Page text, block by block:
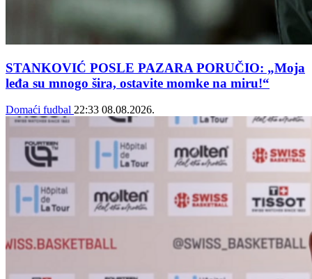
STANKOVIĆ POSLE PAZARA PORUČIO: „Moja
leđa su mnogo šira, ostavite momke na miru!“
Domaći fudbal 22:33 08.08.2026.